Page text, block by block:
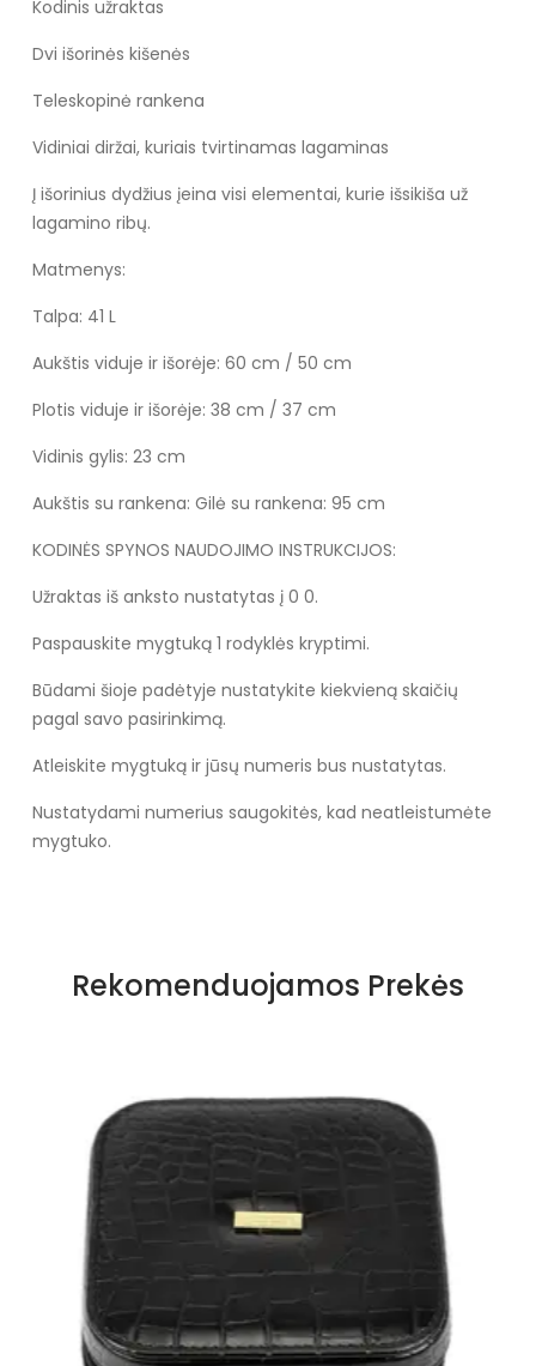
Kodinis užraktas
Dvi išorinės kišenės
Teleskopinė rankena
Vidiniai diržai, kuriais tvirtinamas lagaminas
Į išorinius dydžius įeina visi elementai, kurie išsikiša už
lagamino ribų.
Matmenys:
Talpa: 41 L
Aukštis viduje ir išorėje: 60 cm / 50 cm
Plotis viduje ir išorėje: 38 cm / 37 cm
Vidinis gylis: 23 cm
Aukštis su rankena: Gilė su rankena: 95 cm
KODINĖS SPYNOS NAUDOJIMO INSTRUKCIJOS:
Užraktas iš anksto nustatytas į 0 0.
Paspauskite mygtuką 1 rodyklės kryptimi.
Būdami šioje padėtyje nustatykite kiekvieną skaičių
pagal savo pasirinkimą.
Atleiskite mygtuką ir jūsų numeris bus nustatytas.
Nustatydami numerius saugokitės, kad neatleistumėte
mygtuko.
Kietoji pusė
Nauja
Spalva Tamsiai raudona
Svoris 3,5 kg
Rekomenduojamos Prekės